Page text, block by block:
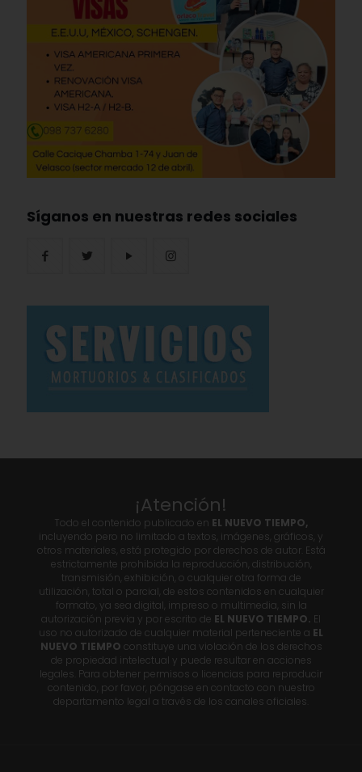
Síganos en nuestras redes sociales
¡Atención!
Todo el contenido publicado en EL NUEVO TIEMPO,
incluyendo pero no limitado a textos, imágenes, gráficos, y
otros materiales, está protegido por derechos de autor. Está
estrictamente prohibida la reproducción, distribución,
transmisión, exhibición, o cualquier otra forma de
utilización, total o parcial, de estos contenidos en cualquier
formato, ya sea digital, impreso o multimedia, sin la
autorización previa y por escrito de EL NUEVO TIEMPO. El
uso no autorizado de cualquier material perteneciente a EL
NUEVO TIEMPO constituye una violación de los derechos
de propiedad intelectual y puede resultar en acciones
legales. Para obtener permisos o licencias para reproducir
contenido, por favor, póngase en contacto con nuestro
departamento legal a través de los canales oficiales.